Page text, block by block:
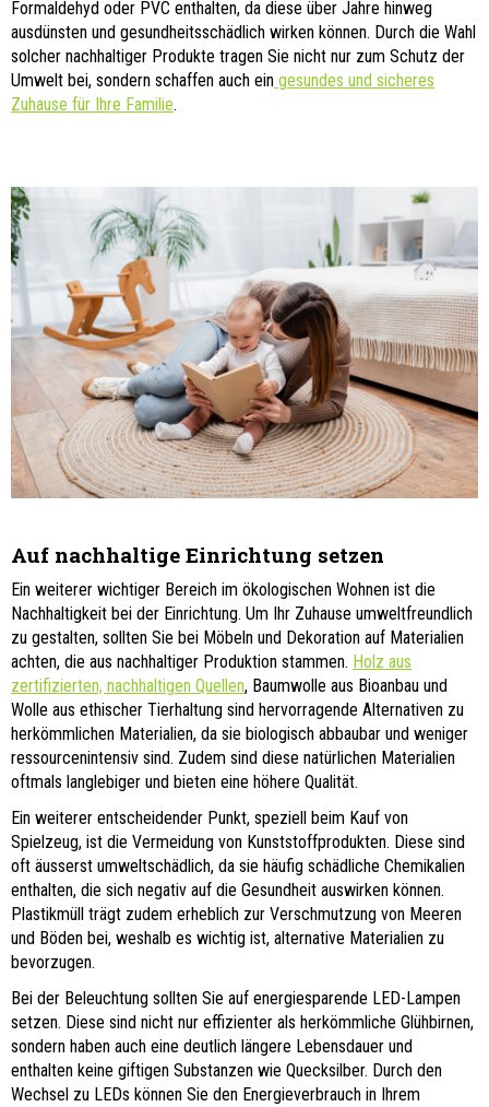
Formaldehyd oder PVC enthalten, da diese über Jahre hinweg
ausdünsten und gesundheitsschädlich wirken können. Durch die Wahl
solcher nachhaltiger Produkte tragen Sie nicht nur zum Schutz der
Umwelt bei, sondern schaffen auch ein gesundes und sicheres
Zuhause für Ihre Familie.
Auf nachhaltige Einrichtung setzen
Ein weiterer wichtiger Bereich im ökologischen Wohnen ist die
Nachhaltigkeit bei der Einrichtung. Um Ihr Zuhause umweltfreundlich
zu gestalten, sollten Sie bei Möbeln und Dekoration auf Materialien
achten, die aus nachhaltiger Produktion stammen. Holz aus
zertifizierten, nachhaltigen Quellen, Baumwolle aus Bioanbau und
Wolle aus ethischer Tierhaltung sind hervorragende Alternativen zu
herkömmlichen Materialien, da sie biologisch abbaubar und weniger
ressourcenintensiv sind. Zudem sind diese natürlichen Materialien
oftmals langlebiger und bieten eine höhere Qualität.
Ein weiterer entscheidender Punkt, speziell beim Kauf von
Spielzeug, ist die Vermeidung von Kunststoffprodukten. Diese sind
oft äusserst umweltschädlich, da sie häufig schädliche Chemikalien
enthalten, die sich negativ auf die Gesundheit auswirken können.
Plastikmüll trägt zudem erheblich zur Verschmutzung von Meeren
und Böden bei, weshalb es wichtig ist, alternative Materialien zu
bevorzugen.
Bei der Beleuchtung sollten Sie auf energiesparende LED-Lampen
setzen. Diese sind nicht nur effizienter als herkömmliche Glühbirnen,
sondern haben auch eine deutlich längere Lebensdauer und
enthalten keine giftigen Substanzen wie Quecksilber. Durch den
Wechsel zu LEDs können Sie den Energieverbrauch in Ihrem